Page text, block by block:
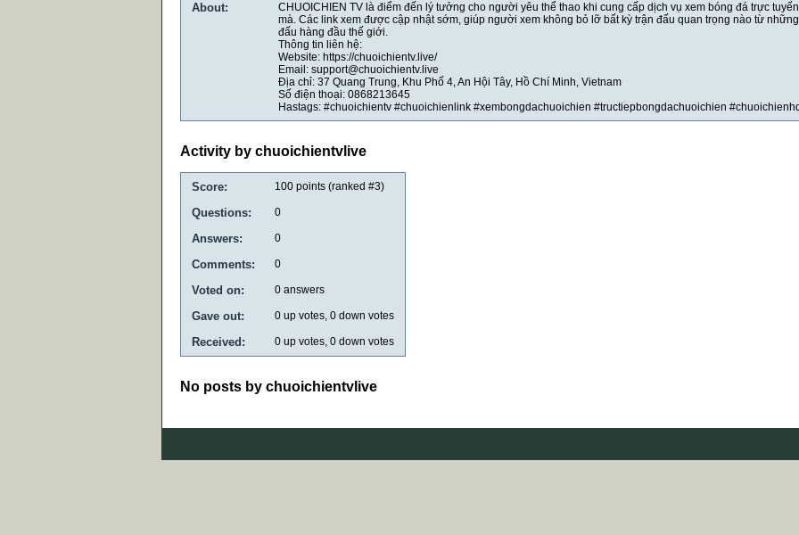
About:
CHUOICHIEN TV là điểm đến lý tưởng cho người yêu thể thao khi cung cấp dịch vụ xem bóng đá trực
mà. Các link xem được cập nhật sớm, giúp người xem không bỏ lỡ bất kỳ trận đấu quan trọng nào từ
đấu hàng đầu thế giới.
Thông tin liên hệ:
Website: https://chuoichientv.live/
Email: support@chuoichientv.live
Địa chỉ: 37 Quang Trung, Khu Phố 4, An Hội Tây, Hồ Chí Minh, Vietnam
Số điện thoại: 0868213645
Hastags: #chuoichientv #chuoichienlink #xembongdachuoichien #tructiepbongdachuoichien #chuoichienhd
Activity by chuoichientvlive
Score: 100 points (ranked #3)
Questions: 0
Answers: 0
Comments: 0
Voted on: 0 answers
Gave out: 0 up votes, 0 down votes
Received: 0 up votes, 0 down votes
No posts by chuoichientvlive